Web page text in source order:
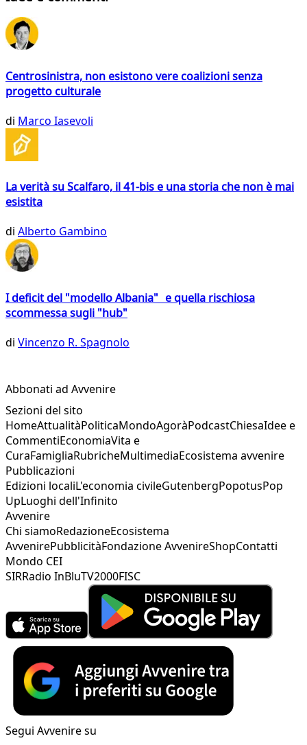
Centrosinistra, non esistono vere coalizioni senza
progetto culturale
di Marco Iasevoli
La verità su Scalfaro, il 41-bis e una storia che non è mai
esistita
di Alberto Gambino
I deficit del "modello Albania" e quella rischiosa
scommessa sugli "hub"
di Vincenzo R. Spagnolo
Abbonati ad Avvenire
Sezioni del sito
HomeAttualitàPoliticaMondoAgoràPodcastChiesaIdee e
CommentiEconomiaVita e
CuraFamigliaRubricheMultimediaEcosistema avvenire
Pubblicazioni
Edizioni localiL'economia civileGutenbergPopotusPop
UpLuoghi dell'Infinito
Avvenire
Chi siamoRedazioneEcosistema
AvvenirePubblicitàFondazione AvvenireShopContatti
Mondo CEI
SIRRadio InBluTV2000FISC
Segui Avvenire su